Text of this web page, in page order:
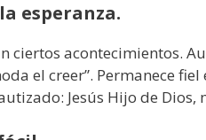
esperanza.
ciertos acontecimientos.
el creer”. Permanece
Jesús Hijo de Dios,